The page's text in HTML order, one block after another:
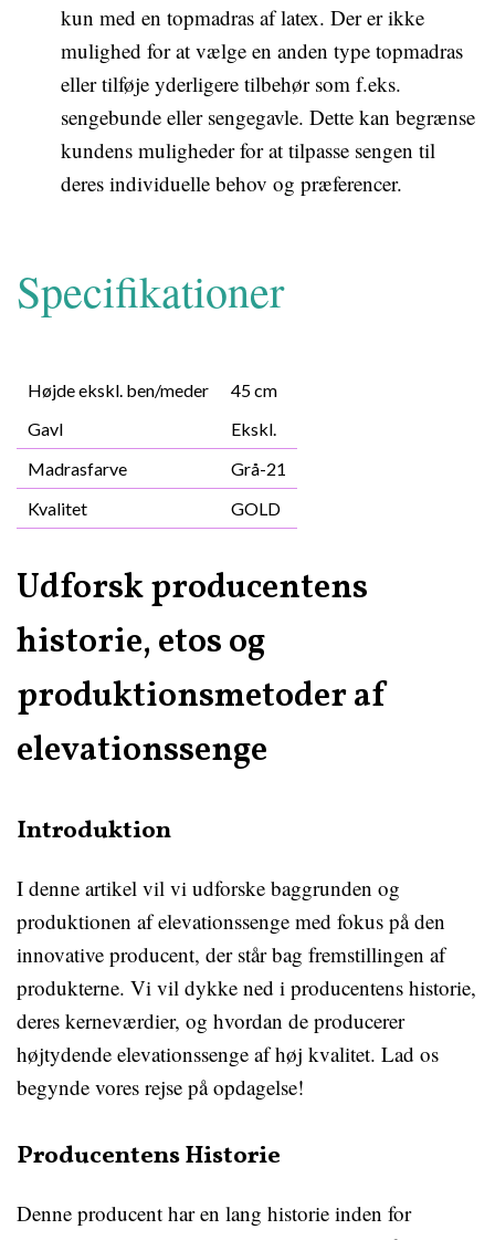
kun med en topmadras af latex. Der er ikke
mulighed for at vælge en anden type topmadras
eller tilføje yderligere tilbehør som f.eks.
sengebunde eller sengegavle. Dette kan begrænse
kundens muligheder for at tilpasse sengen til
deres individuelle behov og præferencer.
Specifikationer
Højde ekskl. ben/meder
45 cm
Gavl
Ekskl.
Madrasfarve
Grå-21
Kvalitet
GOLD
Udforsk producentens
historie, etos og
produktionsmetoder af
elevationssenge
Introduktion
I denne artikel vil vi udforske baggrunden og
produktionen af elevationssenge med fokus på den
innovative producent, der står bag fremstillingen af
produkterne. Vi vil dykke ned i producentens historie,
deres kerneværdier, og hvordan de producerer
højtydende elevationssenge af høj kvalitet. Lad os
begynde vores rejse på opdagelse!
Producentens Historie
Denne producent har en lang historie inden for